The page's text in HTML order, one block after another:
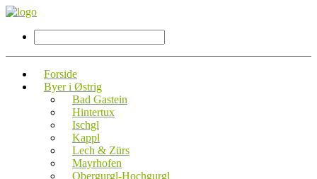
Forside
Byer i Østrig
Bad Gastein
Hintertux
Ischgl
Kappl
Lech & Zürs
Mayrhofen
Obergurgl-Hochgurgl